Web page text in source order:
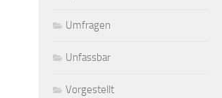
Umfragen
Unfassbar
Vorgestellt